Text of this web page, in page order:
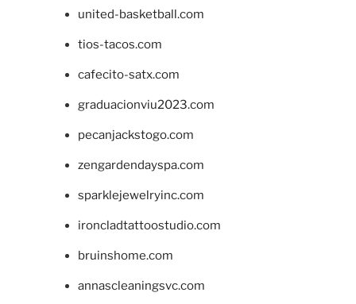
united-basketball.com
tios-tacos.com
cafecito-satx.com
graduacionviu2023.com
pecanjackstogo.com
zengardendayspa.com
sparklejewelryinc.com
ironcladtattoostudio.com
bruinshome.com
annascleaningsvc.com